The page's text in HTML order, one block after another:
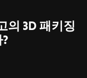
의 3D 패키징